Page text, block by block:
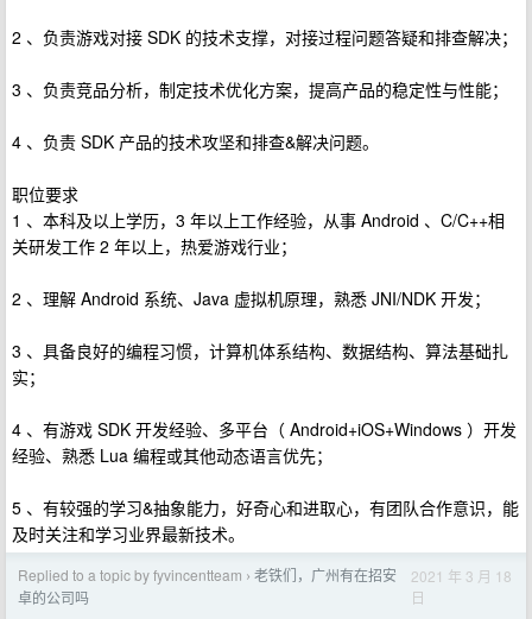
2 、负责游戏对接 SDK 的技术支撑，对接过程问题答疑和排查解决；
3 、负责竞品分析，制定技术优化方案，提高产品的稳定性与性能；
4 、负责 SDK 产品的技术攻坚和排查&解决问题。
职位要求
1 、本科及以上学历，3 年以上工作经验，从事 Android 、C/C++相
关研发工作 2 年以上，热爱游戏行业；
2 、理解 Android 系统、Java 虚拟机原理，熟悉 JNI/NDK 开发；
3 、具备良好的编程习惯，计算机体系结构、数据结构、算法基础扎
实；
4 、有游戏 SDK 开发经验、多平台（ Android+iOS+Windows ）开发
经验、熟悉 Lua 编程或其他动态语言优先；
5 、有较强的学习&抽象能力，好奇心和进取心，有团队合作意识，能
及时关注和学习业界最新技术。
Replied to a topic by fyvincentteam › 老铁们，广州有在招安
卓的公司吗
2021 年 3 月 18
日